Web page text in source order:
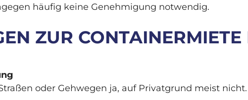
häufig keine Genehmigung notwendig.
ZUR
oder Gehwegen ja, auf Privatgrund meist nicht.